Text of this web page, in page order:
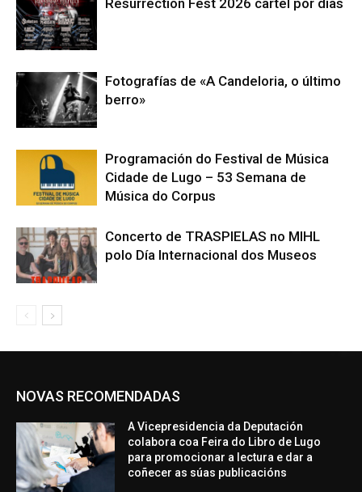
Resurrection Fest 2026 cartel por días
Fotografías de «A Candeloria, o último
berro»
Programación do Festival de Música
Cidade de Lugo – 53 Semana de
Música do Corpus
Concerto de TRASPIELAS no MIHL
polo Día Internacional dos Museos
NOVAS RECOMENDADAS
A Vicepresidencia da Deputación
colabora coa Feira do Libro de Lugo
para promocionar a lectura e dar a
coñecer as súas publicacións